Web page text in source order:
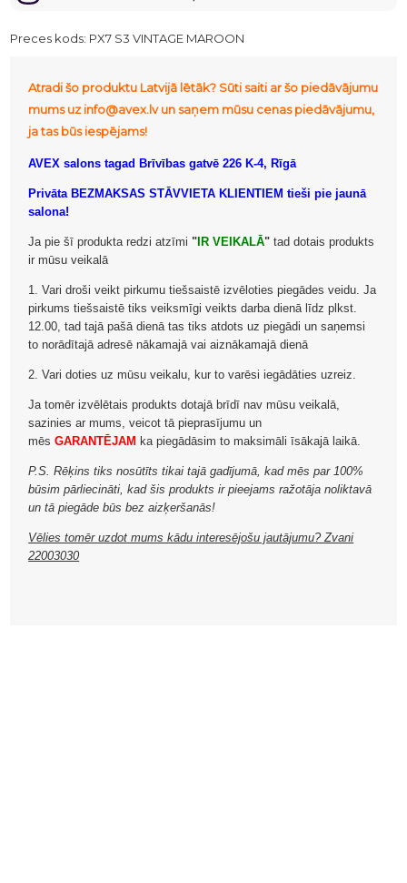
Preces kods: PX7 S3 VINTAGE MAROON
Atradi šo produktu Latvijā lētāk? Sūti saiti ar šo piedāvājumu
mums uz info@avex.lv un saņem mūsu cenas piedāvājumu,
ja tas būs iespējams!
AVEX salons tagad Brīvības gatvē 226 K-4, Rīgā
Privāta BEZMAKSAS STĀVVIETA KLIENTIEM tieši pie jaunā
salona!
Ja pie šī produkta redzi atzīmi " IR VEIKALĀ" tad dotais produkts
ir mūsu veikalā
1. Vari droši veikt pirkumu tiešsaistē izvēloties piegādes veidu. Ja
pirkums tiešsaistē tiks veiksmīgi veikts darba dienā līdz plkst.
12.00, tad tajā pašā dienā tas tiks atdots uz piegādi un saņemsi
to norādītajā adresē nākamajā vai aiznākamajā dienā
2. Vari doties uz mūsu veikalu, kur to varēsi iegādāties uzreiz.
Ja tomēr izvēlētais produkts dotajā brīdī nav mūsu veikalā,
sazinies ar mums, veicot tā pieprasījumu un
mēsGARANTĒJAM ka piegādāsim to maksimāli īsākajā laikā.
P.S. Rēķins tiks nosūtīts tikai tajā gadījumā, kad mēs par 100%
būsim pārliecināti, kad šis produkts ir pieejams ražotāja noliktavā
un tā piegāde būs bez aizķeršanās!
Vēlies tomēr uzdot mums kādu interesējošu jautājumu? Zvani
22003030